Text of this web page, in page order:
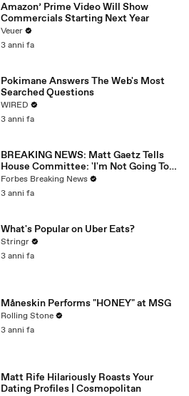
Amazon’ Prime Video Will Show
Commercials Starting Next Year
Veuer
3 anni fa
Pokimane Answers The Web's Most
Searched Questions
WIRED
3 anni fa
BREAKING NEWS: Matt Gaetz Tells
House Committee: 'I'm Not Going To
Vote For A Continuing Resolution'
Forbes Breaking News
3 anni fa
What's Popular on Uber Eats?
Stringr
3 anni fa
Måneskin Performs "HONEY" at MSG
Rolling Stone
3 anni fa
Matt Rife Hilariously Roasts Your
Dating Profiles | Cosmopolitan